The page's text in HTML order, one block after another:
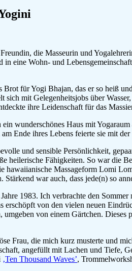
die Masseurin und
in eine Wohn- und
Brot für Yogi Bhajan, das er so heiß
mit Gelegenheitsjobs über
ihre Leidenschaft für das
wunderschönes Haus mit
Ende ihres Lebens feierte sie mit
und sensible Persönlichkeit,
heilerische Fähigkeiten. So war die
hawaiianische Massageform Lomi
war auch, dass jede(n) so
1983. Ich verbrachte den
von den vielen neuen
von einem Gärtchen.
Frau, die mich kurz musterte und
angefüllt mit Lachen und
‚Ten Thousand Waves’,